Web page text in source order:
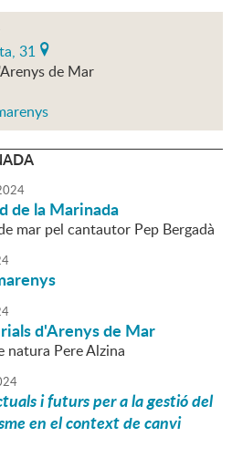
31
de Mar
de la Marinada
mar pel cantautor Pep Bergadà
d'Arenys de Mar
natura Pere Alzina
i futurs per a la gestió del
en el context de canvi